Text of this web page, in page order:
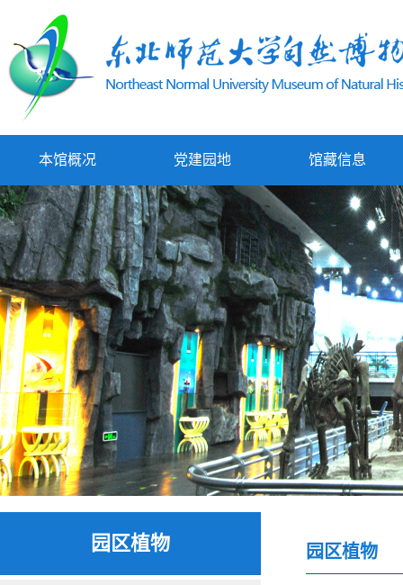
本馆概况 党建园地 馆藏信息
园区植物 园区植物